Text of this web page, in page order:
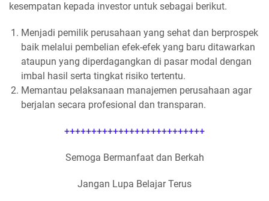
kesempatan kepada investor untuk sebagai berikut.
Menjadi pemilik perusahaan yang sehat dan berprospek
baik melalui pembelian efek-efek yang baru ditawarkan
ataupun yang diperdagangkan di pasar modal dengan
imbal hasil serta tingkat risiko tertentu.
Memantau pelaksanaan manajemen perusahaan agar
berjalan secara profesional dan transparan.
++++++++++++++++++++++++++
Semoga Bermanfaat dan Berkah
Jangan Lupa Belajar Terus